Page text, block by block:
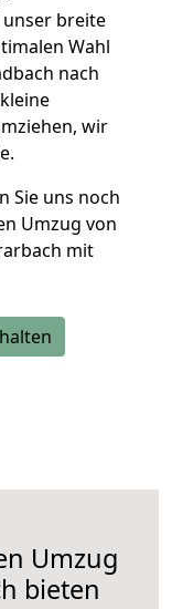
breite
Wahl
nach
wir
Sie uns noch
Umzug von
mit
Umzug
bieten